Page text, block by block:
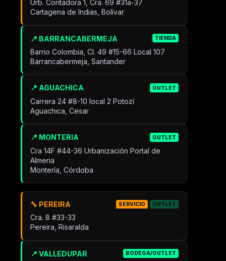
Urb. Contadora 1, Cra. 69 #31a-37
Cartagena de Indias, Bolívar
📍 BARRANCABERMEJA TIENDA
Barrio Colombia, Cl. 49 #15-66 Local 107
Barrancabermeja, Santander
📍 AGUACHICA OUTLET
Carrera 24 #8-10 local 2 Potozí
Aguachica, Cesar
📍 MONTERIA OUTLET
Cra 14F #44-36 Urbanización Portal de
Almeria
Montería, Córdoba
📍 VALLEDUPAR BODEGA/OUTLET
🔧 PEREIRA SERVICIO OUTLET
Cra. 8 #33-33
Pereira, Risaralda